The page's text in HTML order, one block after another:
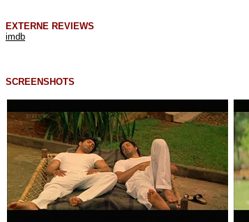
EXTERNE REVIEWS
imdb
SCREENSHOTS